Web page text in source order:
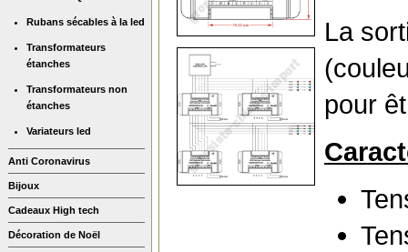
Rubans sécables à la led
Transformateurs
étanches
Transformateurs non
étanches
Variateurs led
Anti Coronavirus
Bijoux
Cadeaux High tech
Décoration de Noël
La
pour